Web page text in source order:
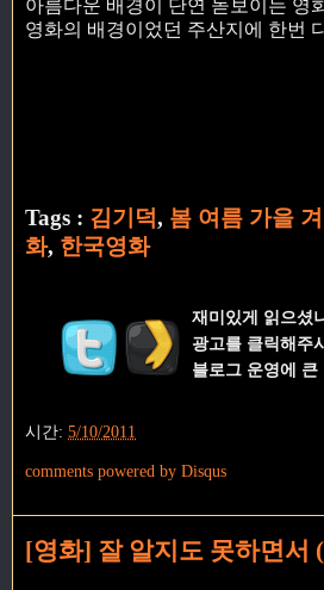
아름다운 배경이 단연 돋보이는 영
영화의 배경이었던 주산지에 한번
Tags : 김기덕, 봄 여름 가을
화, 한국영화
재미있게 읽으셨
광고를 클릭해주
블로그 운영에
시간: 5/10/2011
comments powered by Disqus
[영화] 잘 알지도 못하면서